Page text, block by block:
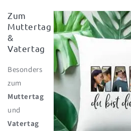
Zum
Muttertag
&
Vatertag
Besonders
zum
Muttertag
und
Vatertag